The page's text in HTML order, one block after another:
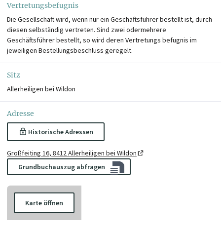
Vertretungsbefugnis
Die Gesellschaft wird, wenn nur ein Geschäftsführer bestellt ist, durch
diesen selbständig vertreten. Sind zwei odermehrere
Geschäftsführer bestellt, so wird deren Vertretungs befugnis im
jeweiligen Bestellungsbeschluss geregelt.
Sitz
Allerheiligen bei Wildon
Adresse
Historische Adressen
Großfeiting 16, 8412 Allerheiligen bei Wildon
Grundbuchauszug abfragen
Karte öffnen